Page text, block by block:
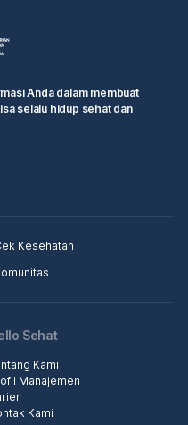
Anda dalam membuat
selalu hidup sehat dan
Kesehatan
Sehat
Kami
Manajemen
Kami